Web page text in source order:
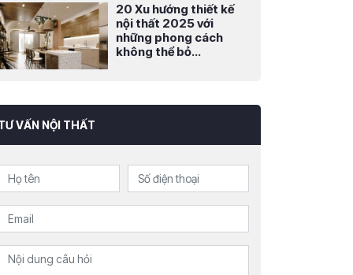
20 Xu hướng thiết kế
nội thất 2025 với
những phong cách
không thể bỏ...
VẤN NỘI THẤT